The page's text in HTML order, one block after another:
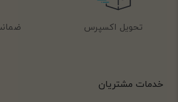
تحویل اکسپرس
خدمات مشتریان